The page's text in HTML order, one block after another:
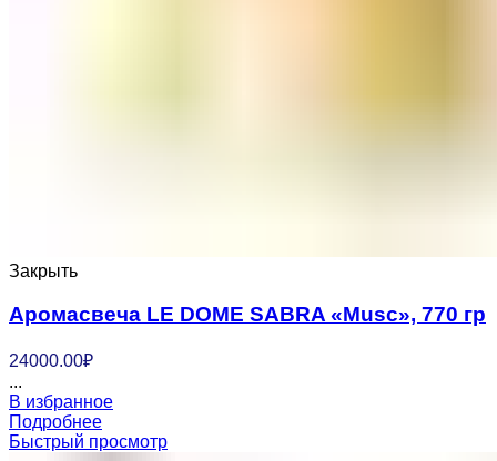
Закрыть
Аромасвеча LE DOME SABRA «Musc», 770 гр
24000.00₽
...
В избранное
Подробнее
Быстрый просмотр